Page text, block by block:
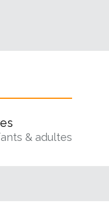
& adultes